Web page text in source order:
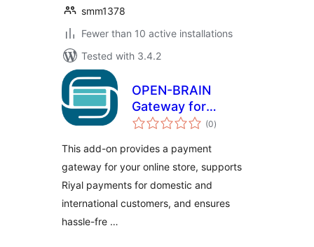
smm1378
Fewer than 10 active installations
Tested with 3.4.2
OPEN-BRAIN
Gateway for
WooCommerce
(0total
ratings
)
This add-on provides a payment
gateway for your online store, supports
Riyal payments for domestic and
international customers, and ensures
hassle-fre …